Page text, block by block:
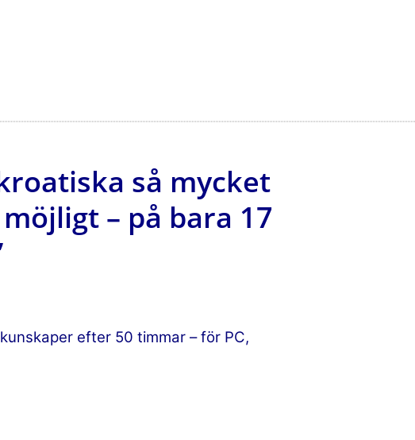
så mycket
– på bara 17
efter 50 timmar – för PC,